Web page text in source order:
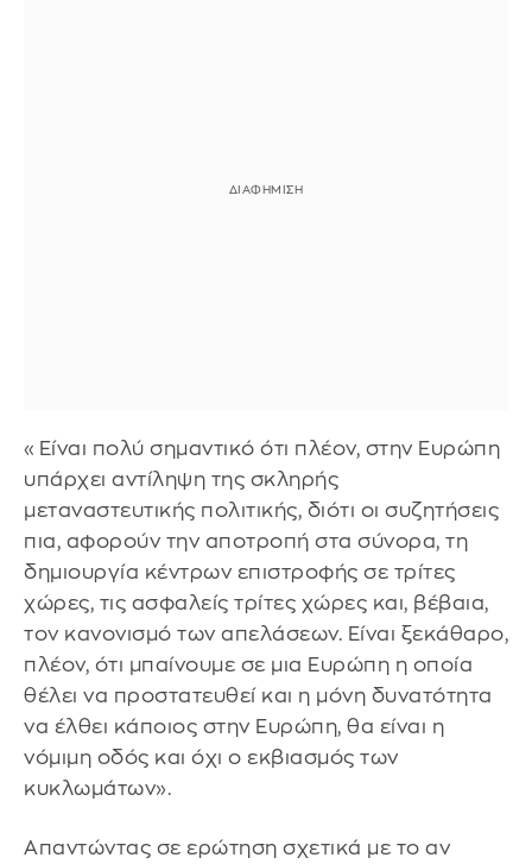
«Eίναι πολύ σημαντικό ότι πλέον, στην Ευρώπη
υπάρχει αντίληψη της σκληρής
μεταναστευτικής πολιτικής, διότι οι συζητήσεις
πια, αφορούν την αποτροπή στα σύνορα, τη
δημιουργία κέντρων επιστροφής σε τρίτες
χώρες, τις ασφαλείς τρίτες χώρες και, βέβαια,
τον κανονισμό των απελάσεων. Είναι ξεκάθαρο,
πλέον, ότι μπαίνουμε σε μια Ευρώπη η οποία
θέλει να προστατευθεί και η μόνη δυνατότητα
να έλθει κάποιος στην Ευρώπη, θα είναι η
νόμιμη οδός και όχι ο εκβιασμός των
κυκλωμάτων».
Απαντώντας σε ερώτηση σχετικά με το αν